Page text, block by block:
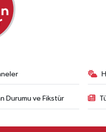
Durumu ve Fikstür